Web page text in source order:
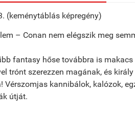
(keménytáblás képregény)
– Conan nem elégszik meg
fantasy hőse továbbra is
trónt szerezzen magának, és
Vérszomjas kannibálok, kalózok,
útját.